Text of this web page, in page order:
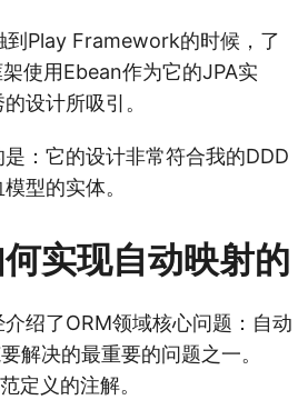
到Play Framework的时候，了
使用Ebean作为它的JPA实
设计所吸引。
：它的设计非常符合我的DDD
型的实体。
实现自动映射的
绍了ORM领域核心问题：自动
解决的最重要的问题之一。
定义的注解。